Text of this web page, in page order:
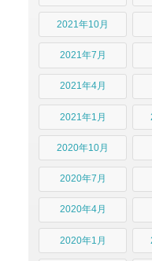
2021年10月
2021年7月
2021年4月
2021年1月
2020年10月
2020年7月
2020年4月
2020年1月